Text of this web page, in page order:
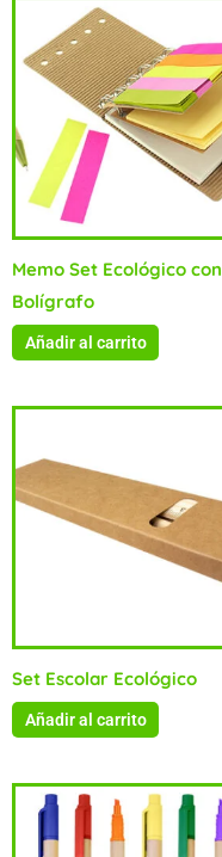
Memo Set Ecológico con
Bolígrafo
Añadir al carrito
Set Escolar Ecológico
Añadir al carrito